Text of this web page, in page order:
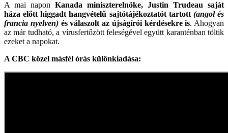
A mai napon Kanada miniszterelnöke, Justin Trudeau saját
háza előtt higgadt hangvételű sajtótájékoztatót tartott (angol és
francia nyelven)és válaszolt az újságírói kérdésekre is. Ahogyan
az már tudható, a vírusfertőzött feleségével együtt karanténban töltik
ezeket a napokat.
A CBC közel másfél órás különkiadása: